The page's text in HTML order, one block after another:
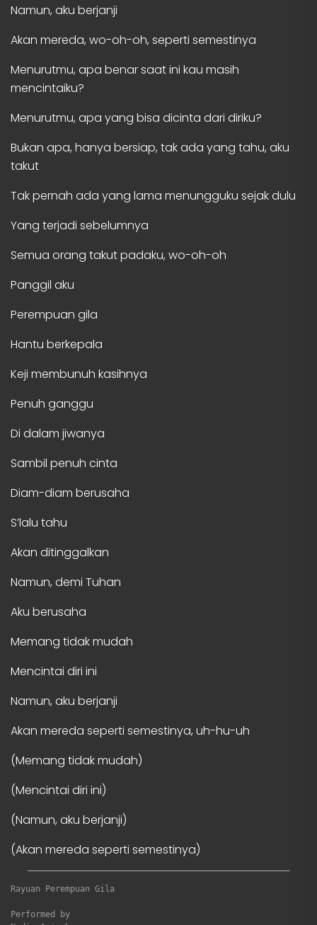
Namun, aku berjanji
Akan mereda, wo-oh-oh, seperti semestinya
Menurutmu, apa benar saat ini kau masih
mencintaiku?
Menurutmu, apa yang bisa dicinta dari diriku?
Bukan apa, hanya bersiap, tak ada yang tahu, aku
takut
Tak pernah ada yang lama menungguku sejak dulu
Yang terjadi sebelumnya
Semua orang takut padaku, wo-oh-oh
Panggil aku
Perempuan gila
Hantu berkepala
Keji membunuh kasihnya
Penuh ganggu
Di dalam jiwanya
Sambil penuh cinta
Diam-diam berusaha
S’lalu tahu
Akan ditinggalkan
Namun, demi Tuhan
Aku berusaha
Memang tidak mudah
Mencintai diri ini
Namun, aku berjanji
Akan mereda seperti semestinya, uh-hu-uh
(Memang tidak mudah)
(Mencintai diri ini)
(Namun, aku berjanji)
(Akan mereda seperti semestinya)
Rayuan Perempuan Gila
Performed by